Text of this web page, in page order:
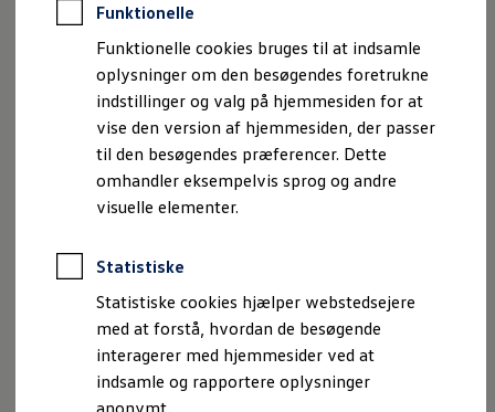
Funktionelle
Funktionelle cookies bruges til at indsamle
oplysninger om den besøgendes foretrukne
indstillinger og valg på hjemmesiden for at
vise den version af hjemmesiden, der passer
til den besøgendes præferencer. Dette
omhandler eksempelvis sprog og andre
visuelle elementer.
Statistiske
Statistiske cookies hjælper webstedsejere
med at forstå, hvordan de besøgende
interagerer med hjemmesider ved at
indsamle og rapportere oplysninger
anonymt.
Book en prøvetur
Bestil et tilbud
Brugte biler
Pendlerleasing
Budgetberegner
Firmabil
Vejen til en ny Volkswagen
Online Privatleasing
Finansiering og forsikring
Volkswagen Forsikring
Volkswagen Finansiering
Ejere og services
Book tid på værkstedet
Service
Serviceabonnementer
Service 5+
Service på elbiler
Prismatch
Fordele ved autoriseret værksted
, 2 af 4 , 3 af 4 , 4 af 4
Frit udsyn til himmelen eller lystæt: Den store,
elektrokrome glasflade til panoramataget med Smart Glas
stemmebetjening og er enten transparent eller tonet.
Juridisk information Samtykke
Privatlivspolitik
Cookiepolitik
Handelsbetingelser